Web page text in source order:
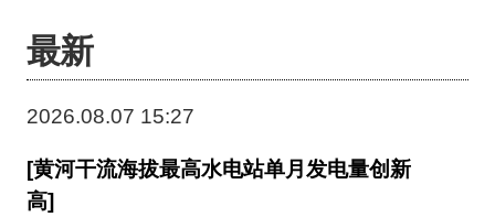
最新
2026.08.07 15:27
[黄河干流海拔最高水电站单月发电量创新
高]